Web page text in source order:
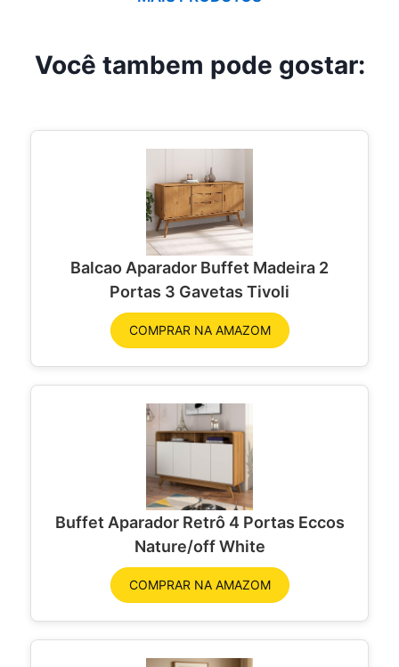
Você tambem pode gostar:
Balcao Aparador Buffet Madeira 2
Portas 3 Gavetas Tivoli
COMPRAR NA AMAZOM
Buffet Aparador Retrô 4 Portas Eccos
Nature/off White
COMPRAR NA AMAZOM